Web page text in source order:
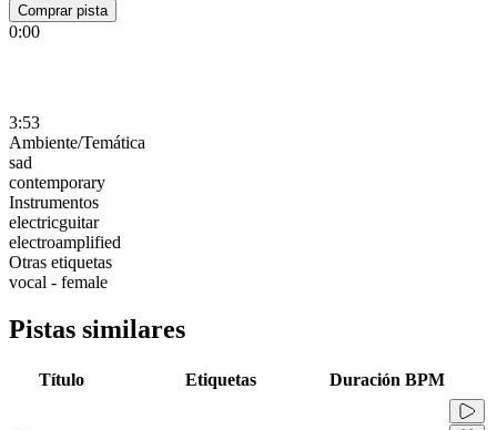
Comprar pista
0:00
3:53
Ambiente/Temática
sad
contemporary
Instrumentos
electricguitar
electroamplified
Otras etiquetas
vocal - female
Pistas similares
Título Etiquetas Duración BPM